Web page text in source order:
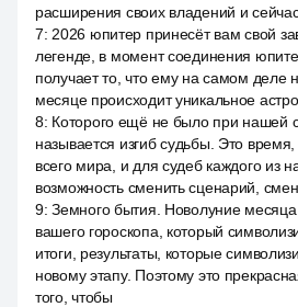
расширения своих владений и
7: 2026 юпитер принесёт вам свой
легенде, в момент соединения
получает то, что ему на самом деле
месяце происходит уникальное
8: Которого ещё не было при нашей
называется изгиб судьбы. Это
всего мира, и для судеб каждого из
возможность сменить сценарий,
9:Земного бытия. Новолуние месяца
вашего гороскопа, который
итоги, результаты, которые
новому этапу. Поэтому это
того, чтобы